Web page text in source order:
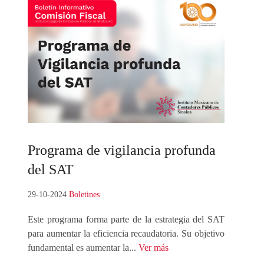
Programa de vigilancia profunda
del SAT
29-10-2024 Boletines
Este programa forma parte de la estrategia del SAT
para aumentar la eficiencia recaudatoria. Su objetivo
fundamental es aumentar la... Ver más